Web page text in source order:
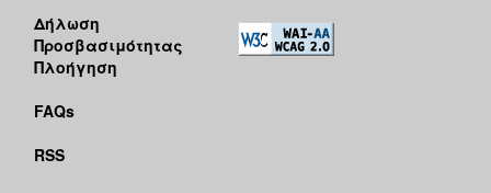
Δήλωση
Προσβασιμότητας
Πλοήγηση
FAQs
RSS